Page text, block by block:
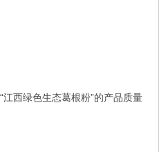
西绿色生态葛根粉”的产品质量